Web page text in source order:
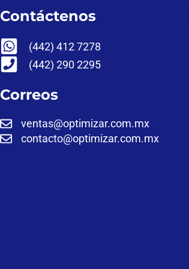
Contáctenos
(442) 412 7278
(442) 290 2295
Correos
ventas@optimizar.com.mx
contacto@optimizar.com.mx